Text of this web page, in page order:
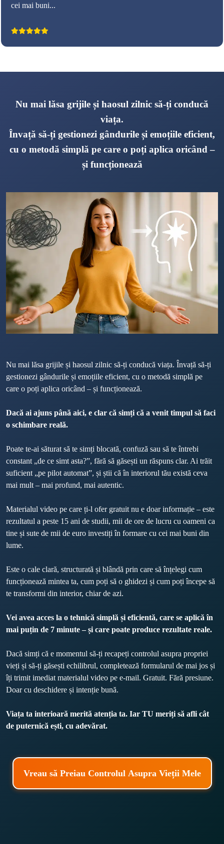
cei mai buni...
Nu mai lăsa grijile și haosul zilnic să-ți conducă
viața.
Învață să-ți gestionezi gândurile și emoțiile eficient,
cu o metodă simplă pe care o poți aplica oricând –
și funcționează
Nu mai lăsa grijile și haosul zilnic să-ți conducă viața. Învață să-ți
gestionezi gândurile și emoțiile eficient, cu o metodă simplă pe
care o poți aplica oricând – și funcționează.
Dacă ai ajuns până aici, e clar că simți că a venit timpul să faci
o schimbare reală.
Poate te-ai săturat să te simți blocată, confuză sau să te întrebi
constant „de ce simt asta?”, fără să găsești un răspuns clar. Ai trăit
suficient „pe pilot automat”, și știi că în interiorul tău există ceva
mai mult – mai profund, mai autentic.
Materialul video pe care ți-l ofer gratuit nu e doar informație – este
rezultatul a peste 15 ani de studii, mii de ore de lucru cu oameni ca
tine și sute de mii de euro investiți în formare cu cei mai buni din
lume.
Este o cale clară, structurată și blândă prin care să înțelegi cum
funcționează mintea ta, cum poți să o ghidezi și cum poți începe să
te transformi din interior, chiar de azi.
Vei avea acces la o tehnică simplă și eficientă, care se aplică în
mai puțin de 7 minute – și care poate produce rezultate reale.
Dacă simți că e momentul să-ți recapeți controlul asupra propriei
vieți și să-ți găsești echilibrul, completează formularul de mai jos și
îți trimit imediat materialul video pe e-mail. Gratuit. Fără presiune.
Doar cu deschidere și intenție bună.
Viața ta interioară merită atenția ta. Iar TU meriți să afli cât
de puternică ești, cu adevărat.
Vreau să Preiau Controlul Asupra Vieții Mele